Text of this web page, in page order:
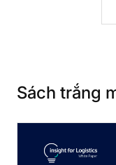
Sách trắng